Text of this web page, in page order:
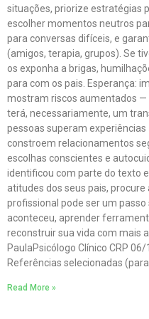
situações, priorize estratégias
escolher momentos neutros
para conversas difíceis, e
(amigos, terapia, grupos). Se
os exponha a brigas,
para com os pais. Esperança:
mostram riscos aumentados
terá, necessariamente, um
pessoas superam
constroem relacionamentos
escolhas conscientes e
identificou com parte do texto
atitudes dos seus pais,
profissional pode ser um
aconteceu, aprender
reconstruir sua vida com mais
PaulaPsicólogo Clínico CRP
Referências selecionadas
Read More »